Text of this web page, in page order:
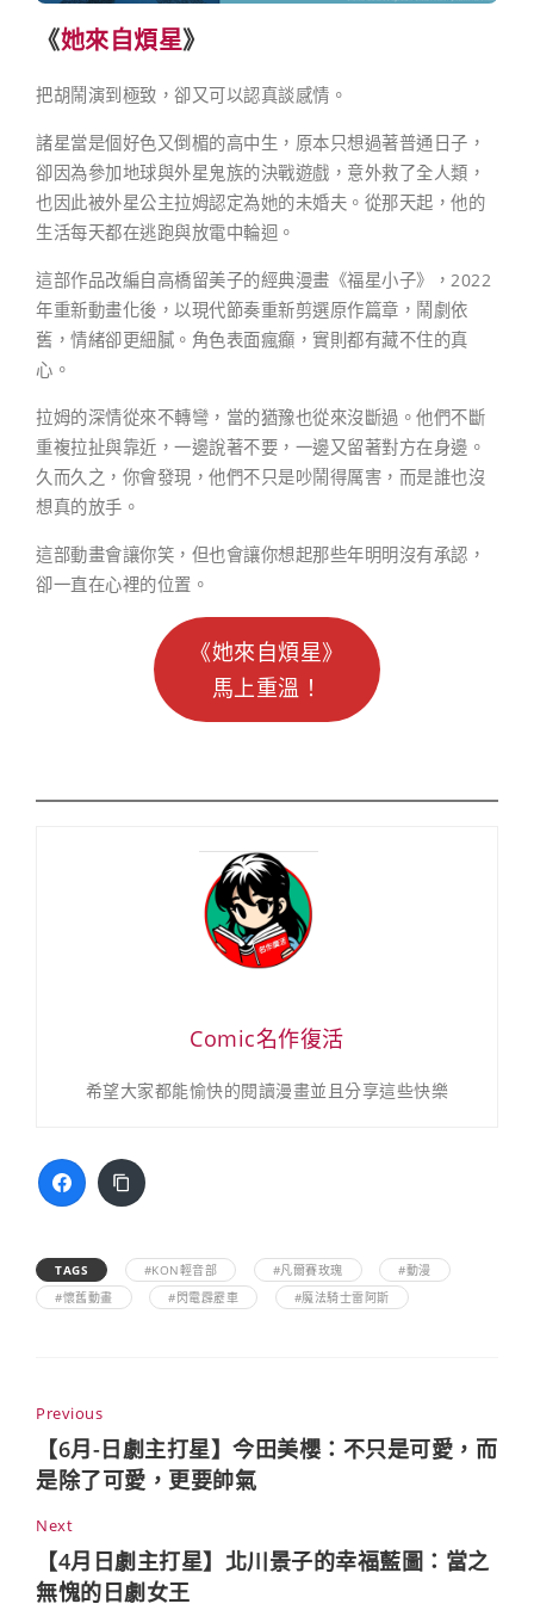
《她來自煩星》
把胡鬧演到極致，卻又可以認真談感情。
諸星當是個好色又倒楣的高中生，原本只想過著普通日子，
卻因為參加地球與外星鬼族的決戰遊戲，意外救了全人類，
也因此被外星公主拉姆認定為她的未婚夫。從那天起，他的
生活每天都在逃跑與放電中輪迴。
這部作品改編自高橋留美子的經典漫畫《福星小子》，2022
年重新動畫化後，以現代節奏重新剪選原作篇章，鬧劇依
舊，情緒卻更細膩。角色表面瘋癲，實則都有藏不住的真
心。
拉姆的深情從來不轉彎，當的猶豫也從來沒斷過。他們不斷
重複拉扯與靠近，一邊說著不要，一邊又留著對方在身邊。
久而久之，你會發現，他們不只是吵鬧得厲害，而是誰也沒
想真的放手。
這部動畫會讓你笑，但也會讓你想起那些年明明沒有承認，
卻一直在心裡的位置。
《她來自煩星》
馬上重溫！
Comic名作復活
希望大家都能愉快的閱讀漫畫並且分享這些快樂
TAGS #KON輕音部 #凡爾賽玫瑰
#動漫
#懷舊動畫
#閃電霹靂車 #魔法騎士雷阿斯
Previous
【6月-日劇主打星】今田美櫻：不只是可愛，而
是除了可愛，更要帥氣
Next
【4月日劇主打星】北川景子的幸福藍圖：當之
無愧的日劇女王